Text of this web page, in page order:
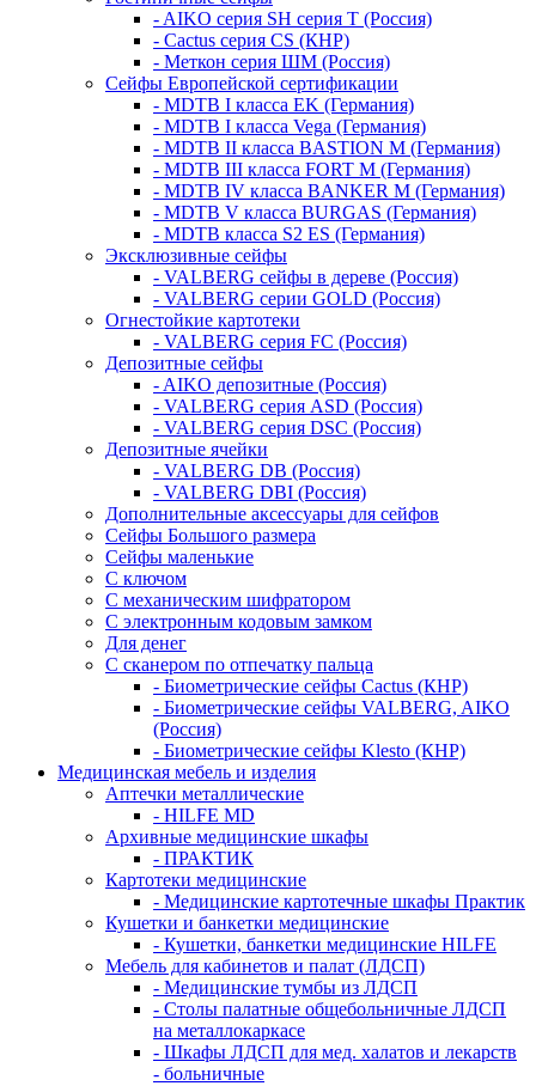
- AIKO серия SH серия Т (Россия)
- Cactus серия CS (КНР)
- Меткон серия ШМ (Россия)
Сейфы Европейской сертификации
- MDTB I класса EK (Германия)
- MDTB I класса Vega (Германия)
- MDTB II класса BASTION M (Германия)
- MDTB III класса FORT M (Германия)
- MDTB IV класса BANKER M (Германия)
- MDTB V класса BURGAS (Германия)
- MDTB класса S2 ES (Германия)
Эксклюзивные сейфы
- VALBERG сейфы в дереве (Россия)
- VALBERG серии GOLD (Россия)
Огнестойкие картотеки
- VALBERG серия FC (Россия)
Депозитные сейфы
- AIKO депозитные (Россия)
- VALBERG серия ASD (Россия)
- VALBERG серия DSC (Россия)
Депозитные ячейки
- VALBERG DB (Россия)
- VALBERG DBI (Россия)
Дополнительные аксессуары для сейфов
Сейфы Большого размера
Сейфы маленькие
С ключом
С механическим шифратором
С электронным кодовым замком
Для денег
С сканером по отпечатку пальца
- Биометрические сейфы Cactus (КНР)
- Биометрические сейфы VALBERG, AIKO
(Россия)
- Биометрические сейфы Klesto (КНР)
Медицинская мебель и изделия
Аптечки металлические
- HILFE MD
Архивные медицинские шкафы
- ПРАКТИК
Картотеки медицинские
- Медицинские картотечные шкафы Практик
Кушетки и банкетки медицинские
- Кушетки, банкетки медицинские HILFE
Мебель для кабинетов и палат (ЛДСП)
- Медицинские тумбы из ЛДСП
- Столы палатные общебольничные ЛДСП
на металлокаркасе
- Шкафы ЛДСП для мед. халатов и лекарств
- больничные